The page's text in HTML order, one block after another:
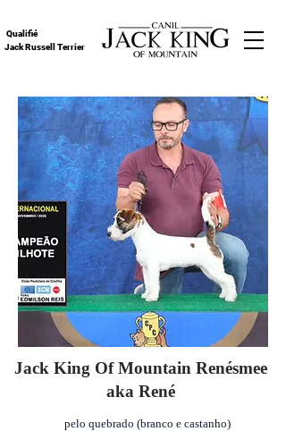
Qualifié
Jack Russell Terrier
Jack King Of Mountain Renésmee
aka René
pelo quebrado (branco e castanho)